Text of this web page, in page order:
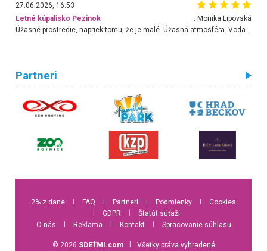
27.06.2026, 16:53
Letné kúpalisko Pezinok
. Monika Lipovská
Úžasné prostredie, napriek tomu, že je malé. Úžasná atmosféra. Voda fantastická a nádherná. Ľudí je pomerne veľa, ale su mili a ohľaduplní. Je veľmi zaujímavé sledovať, ako dokážu spolu športovať cudzí ľudia a bez ohľadu na vek. Vládne tu pohoda. Vnuka neviem dostať z vody. Ďakujem za krásny deň . Urcite sa sem vrátim. Jediný problém je s parkovaním, ale aj ten sa mi podarilo vyriešiť. Monika Bratislava
Partneri
2% z dane FAQ Partneri Podmienky
Cookies
GDPR
Štatút súťaží
O nás
Reklama Kontakt Spracovanie súhlasu
© 2026 SDEŤMI.com Všetky práva vyhradené